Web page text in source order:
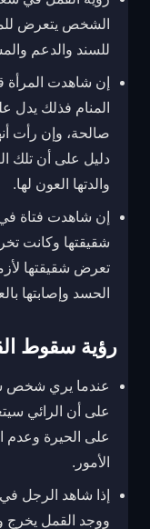
الشخص يتعرض
للسند والدعم
إن شاهدت
المنام فذلك يدل
صالحة، وإن رأت
دليل على أن تلك
والدتها العون لها.
إن شاهدت فتاة
شقيقتها وكانت
تعرض شقيقتها
الحسد وإصابتها
رؤية سقوط
عندما يري شخص
على أن الرائي
على الحيرة وعدم
الأمور.
إذا شاهد الرجل
ووجد القمل